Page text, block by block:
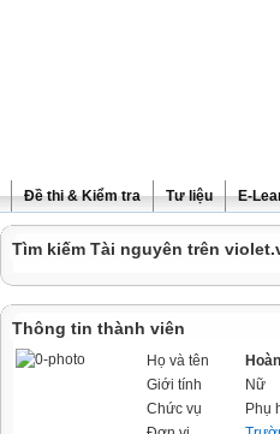
Đề thi & Kiểm tra Tư liệu E-
Tìm kiếm Tài nguyên trên
Thông tin thành viên
Họ và tên
Giới tính
Nữ
Chức vụ
Phụ